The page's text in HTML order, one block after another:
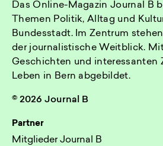
Das Online-Magazin Journal B
Themen Politik, Alltag und
Bundesstadt. Im Zentrum
der journalistische Weitblick.
Geschichten und interessanten
Leben in Bern abgebildet.
© 2026 Journal B
Partner
Mitglieder Journal B